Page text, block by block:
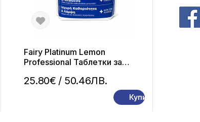
25.80€ / 50.46ЛВ.
Fairy Platinum Lemon
Professional Таблетки за
капсули
Купи